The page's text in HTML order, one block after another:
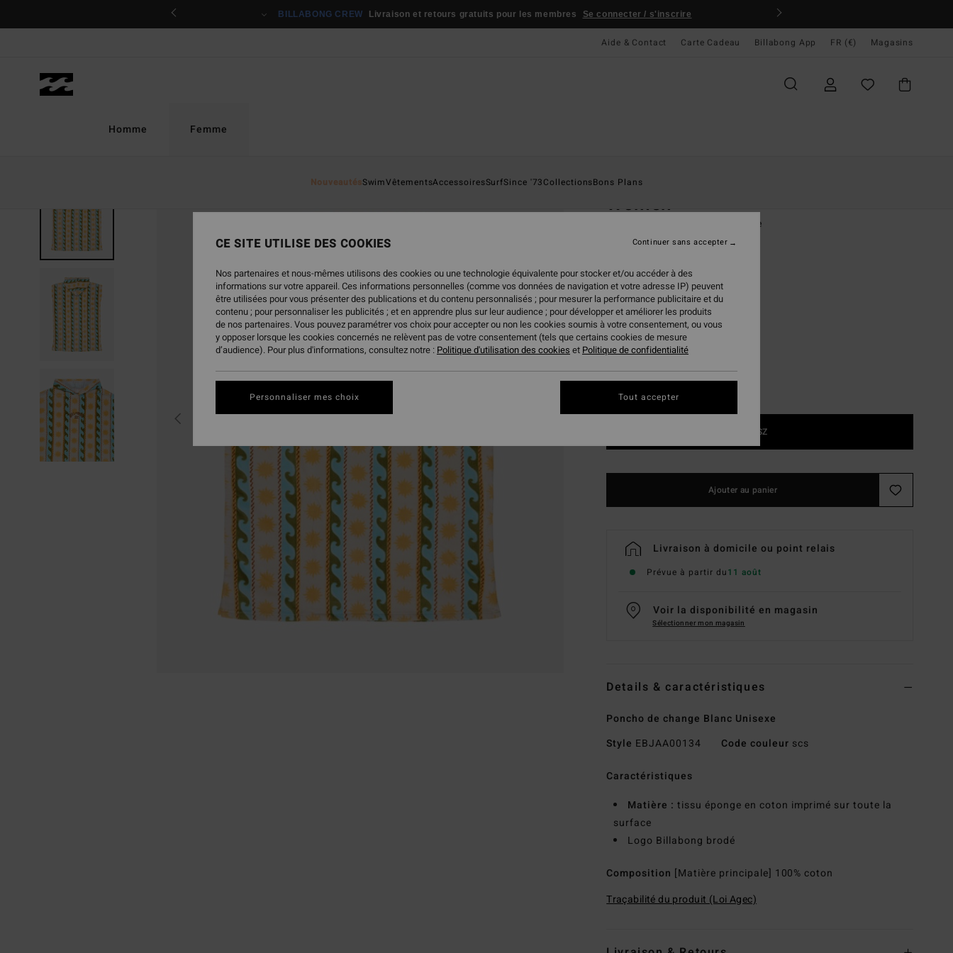
BILLABONG CREW Livraison et retours gratuits pour les membres Se connecter / s'inscrire
Aide & Contact Carte Cadeau Billabong App FR (€) Magasins
Homme Femme
NouveautésSwimVêtementsAccessoiresSurfSince '73CollectionsBons Plans
Women
Poncho de change Blanc Unisexe
(3 Avis)
59,95 €
CouleurSalt Crystal
1SZ
Ajouter au panier
Livraison à domicile ou point relais
Prévue à partir du11 août
Voir la disponibilité en magasin
Sélectionner mon magasin
Details & caractéristiques
Poncho de change Blanc Unisexe
Style EBJAA00134 Code couleur scs
Caractéristiques
Matière : tissu éponge en coton imprimé sur toute la
surface
Logo Billabong brodé
Composition [Matière principale] 100% coton
Traçabilité du produit (Loi Agec)
CE SITE UTILISE DES COOKIES
Nos partenaires et nous-mêmes utilisons des cookies ou une technologie équivalente pour stocker et/ou accéder à des
informations sur votre appareil. Ces informations personnelles (comme vos données de navigation et votre adresse IP) peuvent
être utilisées pour vous présenter des publications et du contenu personnalisés ; pour mesurer la performance publicitaire et du
contenu ; pour personnaliser les publicités ; et en apprendre plus sur leur audience ; pour développer et améliorer les produits
de nos partenaires. Vous pouvez paramétrer vos choix pour accepter ou non les cookies soumis à votre consentement, ou vous
y opposer lorsque les cookies concernés ne relèvent pas de votre consentement (tels que certains cookies de mesure
d’audience). Pour plus d'informations, consultez notre : Politique d'utilisation des cookies et Politique de confidentialité
Personnaliser mes choix
Continuer sans accepter
Tout accepter